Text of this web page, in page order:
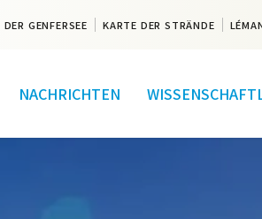
DER GENFERSEE KARTE DER STRÄNDE
NACHRICHTEN